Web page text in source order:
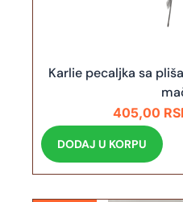
Karlie pecaljka sa
405,00
DODAJ U KORPU